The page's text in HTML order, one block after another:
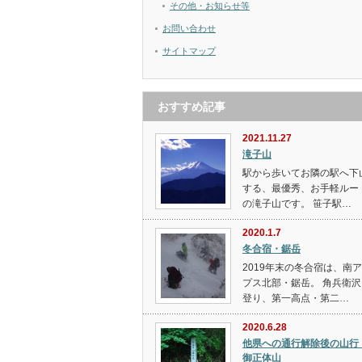
その他・お知らせ等
お問い合わせ
サイトマップ
おすすめ記事
2021.11.27
滝子山
駅から歩いてお隣の駅へ下
する、最優秀、お手軽ルー
の滝子山です。 笹子駅…
2020.1.7
冬合宿・鋸岳
2019年末の冬合宿は、南
プス北部・鋸岳。 角兵衛
登り、第一高点・第二…
2020.6.28
他県への通行解除後の山行
御正体山